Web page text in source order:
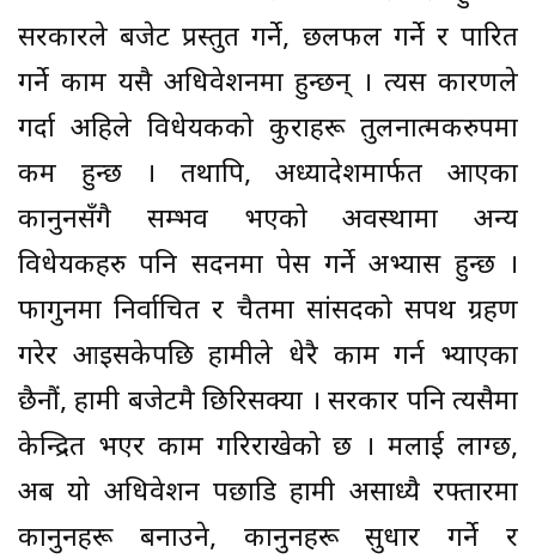
सरकारले बजेट प्रस्तुत गर्ने, छलफल गर्ने र पारित
गर्ने काम यसै अधिवेशनमा हुन्छन् । त्यस कारणले
गर्दा अहिले विधेयकको कुराहरू तुलनात्मकरुपमा
कम हुन्छ । तथापि, अध्यादेशमार्फत आएका
कानुनसँगै सम्भव भएको अवस्थामा अन्य
विधेयकहरु पनि सदनमा पेस गर्ने अभ्यास हुन्छ ।
फागुनमा निर्वाचित र चैतमा सांसदको सपथ ग्रहण
गरेर आइसकेपछि हामीले धेरै काम गर्न भ्याएका
छैनौं, हामी बजेटमै छिरिसक्यौँ । सरकार पनि त्यसैमा
केन्द्रित भएर काम गरिराखेको छ । मलाई लाग्छ,
अब यो अधिवेशन पछाडि हामी असाध्यै रफ्तारमा
कानुनहरू बनाउने, कानुनहरू सुधार गर्ने र